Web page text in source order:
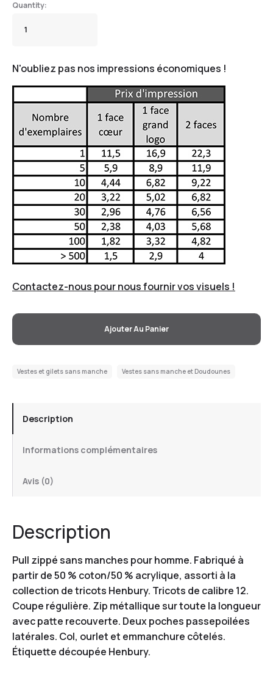
N'oubliez pas nos impressions économiques !
Contactez-nous pour nous fournir vos visuels !
Ajouter Au Panier
Vestes et gilets sans manche Vestes sans manche et Doudounes
Description
Informations complémentaires
Avis (0)
Description
Pull zippé sans manches pour homme. Fabriqué à
partir de 50 % coton/50 % acrylique, assorti à la
collection de tricots Henbury. Tricots de calibre 12.
Coupe régulière. Zip métallique sur toute la longueur
avec patte recouverte. Deux poches passepoilées
latérales. Col, ourlet et emmanchure côtelés.
Étiquette découpée Henbury.